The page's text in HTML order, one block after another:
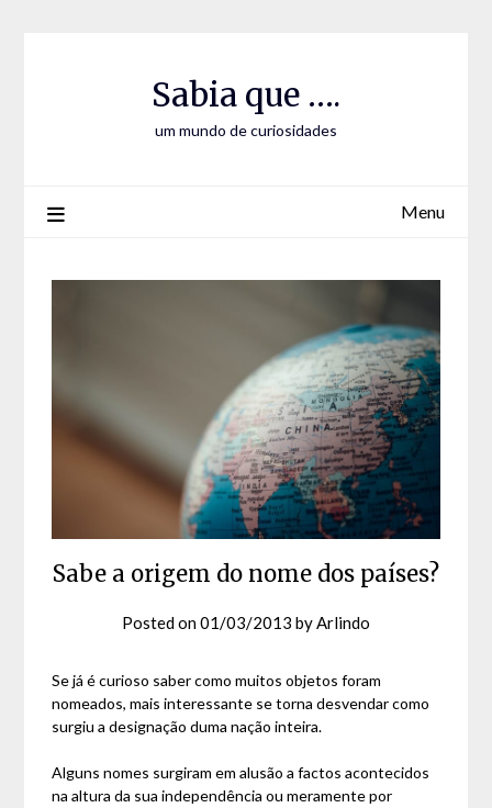
Sabia que ….
um mundo de curiosidades
Menu
Sabe a origem do nome dos países?
Posted on01/03/2013 byArlindo
Se já é curioso saber como muitos objetos foram
nomeados, mais interessante se torna desvendar como
surgiu a designação duma nação inteira.
Alguns nomes surgiram em alusão a factos acontecidos
na altura da sua independência ou meramente por